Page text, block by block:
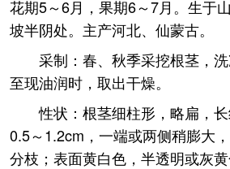
花期5～6月，果期6～7月。生于
坡半阴处。主产河北、仙蒙古。
采制：春、秋季采挖根茎，
至现油润时，取出干燥。
性状：根茎细柱形，略扁，
0.5～1.2cm，一端或两侧稍膨大
分枝；表面黄白色，半透明或灰